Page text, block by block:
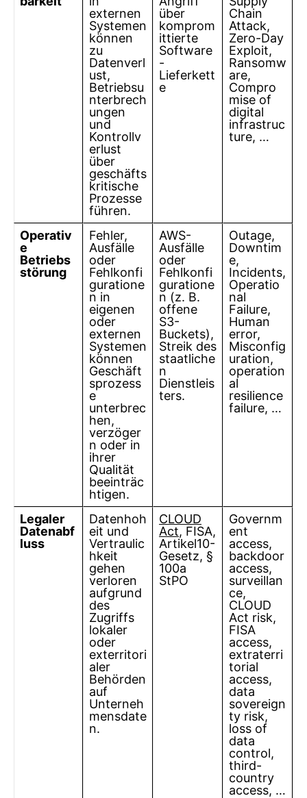
externen
Systemen
können
zu
Datenverl
ust,
Betriebsu
nterbrech
ungen
und
Kontrollv
erlust
über
geschäfts
kritische
Prozesse
führen.
über
komprom
ittierte
Software
-
Lieferkett
e
Chain
Attack,
Zero-Day
Exploit,
Ransomw
are,
Compro
mise of
digital
infrastruc
ture, …
Operativ
e
Betriebs
störung
Fehler,
Ausfälle
oder
Fehlkonfi
guratione
n in
eigenen
oder
externen
Systemen
können
Geschäft
sprozess
e
unterbrec
hen,
verzöger
n oder in
ihrer
Qualität
beeinträc
htigen.
AWS-
Ausfälle
oder
Fehlkonfi
guratione
n (z. B.
offene
S3-
Buckets),
Streik des
staatliche
n
Dienstleis
ters.
Outage,
Downtim
e,
Incidents,
Operatio
nal
Failure,
Human
error,
Misconfig
uration,
operation
al
resilience
failure, …
Legaler
Datenabf
luss
Datenhoh
eit und
Vertraulic
hkeit
gehen
verloren
aufgrund
des
Zugriffs
lokaler
oder
exterritori
aler
Behörden
auf
Unterneh
mensdate
n.
CLOUD
Act, FISA,
Artikel10-
Gesetz, §
100a
StPO
Governm
ent
access,
backdoor
access,
surveillan
ce,
CLOUD
Act risk,
FISA
access,
extraterri
torial
access,
data
sovereign
ty risk,
loss of
data
control,
third-
country
access, …